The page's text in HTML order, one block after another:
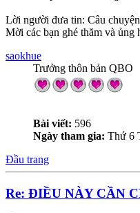
Lời người đưa tin: Câu
Mời các bạn ghé thăm và ủng
saokhue
Trưởng thôn bản QBO
Bài viết: 596
Ngày tham gia: Thứ 6
Đầu trang
Re: ĐIỀU NÀY CẦN